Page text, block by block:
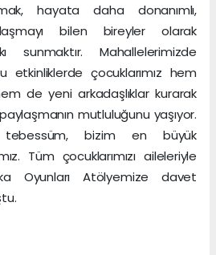
hayata daha donanımlı,
bilen bireyler olarak
sunmaktır. Mahallelerimizde
etkinliklerde çocuklarımız hem
de yeni arkadaşlıklar kurarak
mutluluğunu yaşıyor.
tebessüm, bizim en büyük
Tüm çocuklarımızı aileleriyle
Oyunları Atölyemize davet